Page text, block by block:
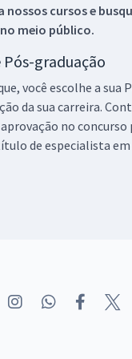
nossos cursos e
meio público.
graduação
você escolhe a sua
da sua carreira.
no concurso
de especialista em